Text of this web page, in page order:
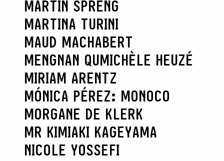
MARTIN SPRENG
MARTINA TURINI
MAUD MACHABERT
MENGNAN QUMICHÈLE HEUZÉ
MIRIAM ARENTZ
MÓNICA PÉREZ: MONOCO
MORGANE DE KLERK
MR KIMIAKI KAGEYAMA
NICOLE YOSSEFI